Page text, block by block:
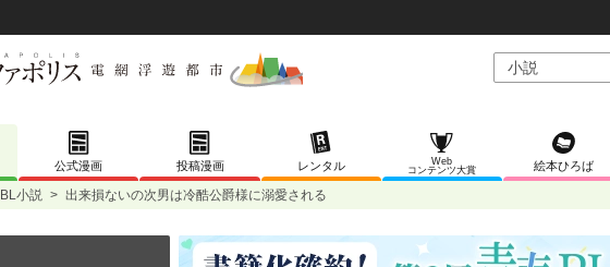
公式漫画 投稿漫画 レンタル
Web
コンテンツ大賞
絵本ひろば
BL小説 > 出来損ないの次男は冷酷公爵様に溺愛される